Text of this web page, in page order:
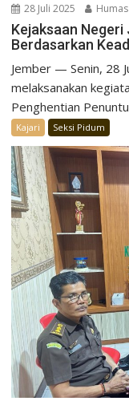
28 Juli 2025
Kejaksaan
Berdasarkan
Jember — Senin, 28
melaksanakan
Penghentian
Kajari Seksi Pidum